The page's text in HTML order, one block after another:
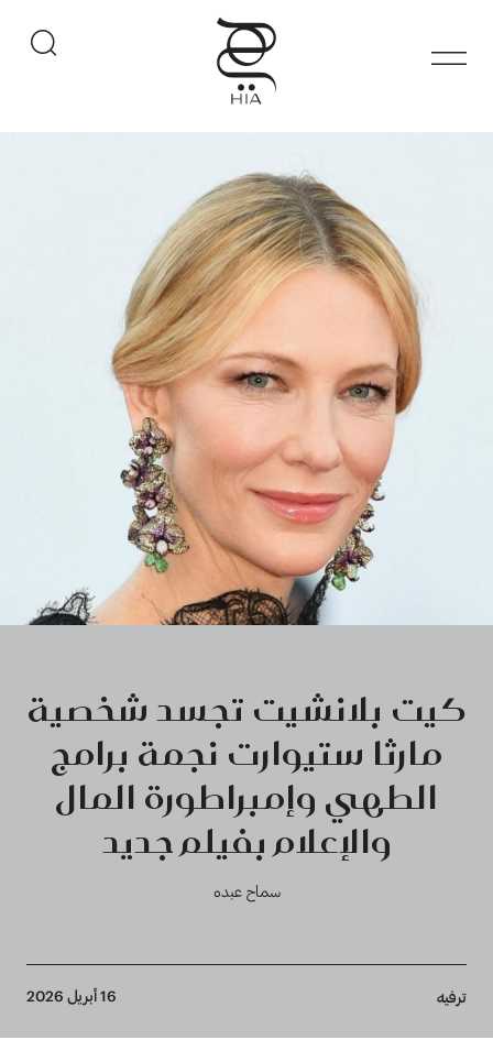
كيت بلانشيت تجسد شخصية
مارثا ستيوارت نجمة برامج
الطهي وإمبراطورة المال
والإعلام بفيلم جديد
سماح عبده
Breadcrumb
ترفيه 16 أبريل 2026